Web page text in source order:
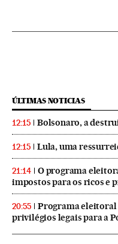
ÚLTIMAS NOTICIAS
12:15 Bolsonaro, a
12:15 Lula, uma
21:14
O programa
impostos para os ricos e
20:55
Programa eleitoral
privilégios legais para a